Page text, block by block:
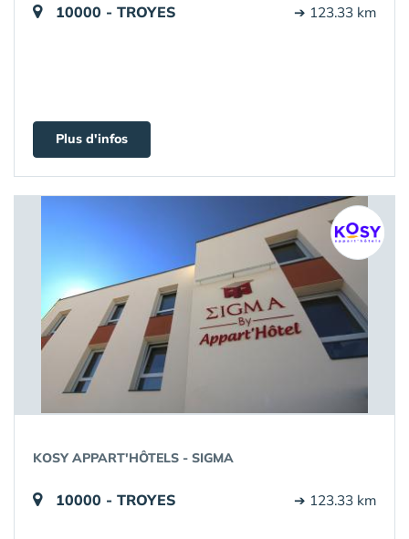
10000 - TROYES ➔ 123.33 km
Plus d'infos
KOSY APPART'HÔTELS - SIGMA
10000 - TROYES ➔ 123.33 km